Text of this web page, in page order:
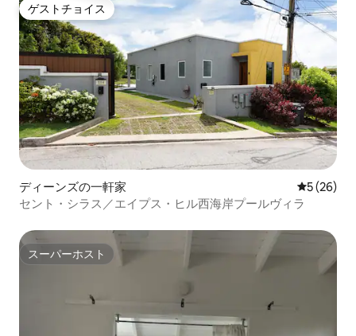
ゲストチョイス
ゲストチョイス
ディーンズの一軒家 レビュー
5 (26)
セント・シラス／エイプス・ヒル西海岸プールヴィラ
スーパーホスト
スーパーホスト